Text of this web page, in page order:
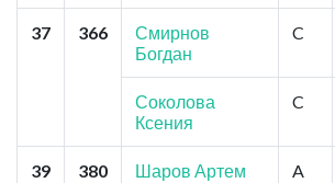
37 366
Смирнов
Богдан
C
Соколова
Ксения
C
39 380 Шаров Артем A